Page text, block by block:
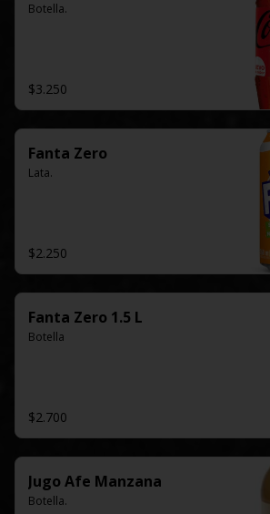
Botella.
$3.250
Fanta Zero
Lata.
$2.250
Fanta Zero 1.5 L
Botella
$2.700
Jugo Afe Manzana
Botella.